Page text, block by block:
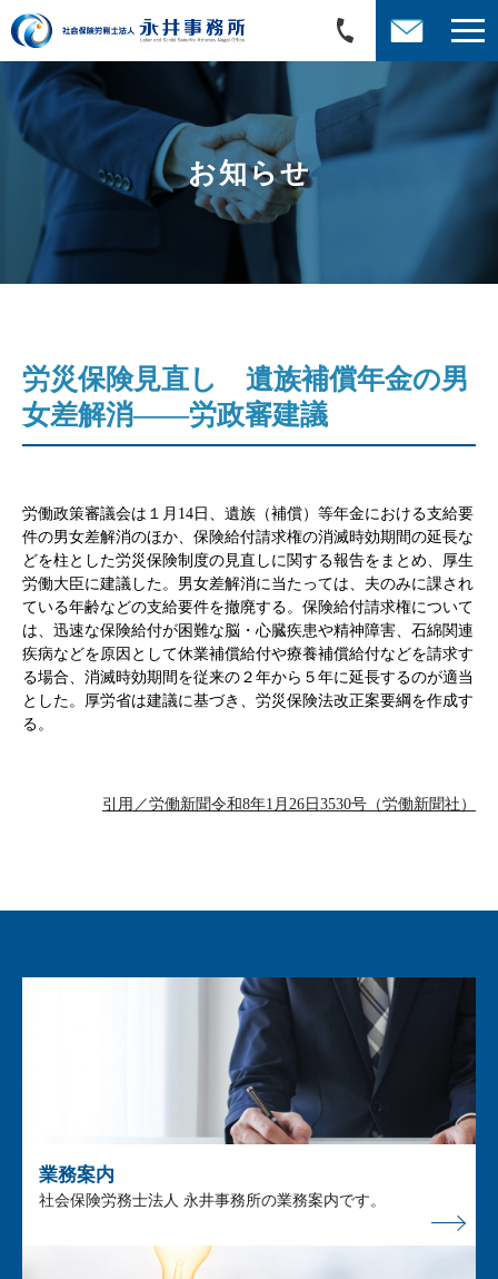
お知らせ
労災保険見直し 遺族補償年金の男
女差解消――労政審建議
労働政策審議会は１月14日、遺族（補償）等年金における支給要
件の男女差解消のほか、保険給付請求権の消滅時効期間の延長な
どを柱とした労災保険制度の見直しに関する報告をまとめ、厚生
労働大臣に建議した。男女差解消に当たっては、夫のみに課され
ている年齢などの支給要件を撤廃する。保険給付請求権について
は、迅速な保険給付が困難な脳・心臓疾患や精神障害、石綿関連
疾病などを原因として休業補償給付や療養補償給付などを請求す
る場合、消滅時効期間を従来の２年から５年に延長するのが適当
とした。厚労省は建議に基づき、労災保険法改正案要綱を作成す
る。
引用／労働新聞令和8年1月26日3530号（労働新聞社）
業務案内
社会保険労務士法人 永井事務所の業務案内です。